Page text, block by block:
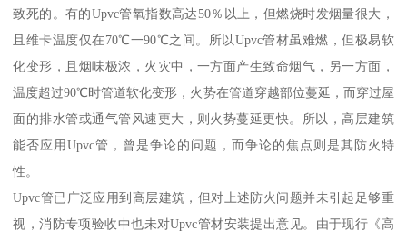
致死的。有的Upvc管氧指数高达50％以上，但燃烧时发烟量很大，
且维卡温度仅在70℃一90℃之间。所以Upvc管材虽难燃，但极易软
化变形，且烟味极浓，火灾中，一方面产生致命烟气，另一方面，
温度超过90℃时管道软化变形，火势在管道穿越部位蔓延，而穿过屋
面的排水管或通气管风速更大，则火势蔓延更快。所以，高层建筑
能否应用Upvc管，曾是争论的问题，而争论的焦点则是其防火特
性。
Upvc管已广泛应用到高层建筑，但对上述防火问题并未引起足够重
视，消防专项验收中也未对Upvc管材安装提出意见。由于现行《高